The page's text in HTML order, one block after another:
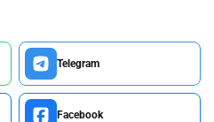
Telegram
Facebook